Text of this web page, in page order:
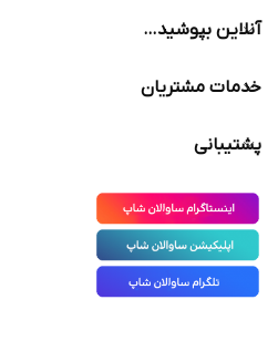
آنلاین بپوشید…
خدمات مشتریان
پشتیبانی